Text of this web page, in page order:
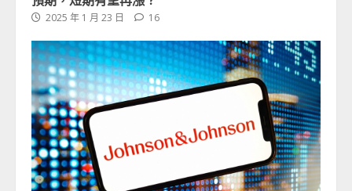
2025 年 1 月 23 日 16